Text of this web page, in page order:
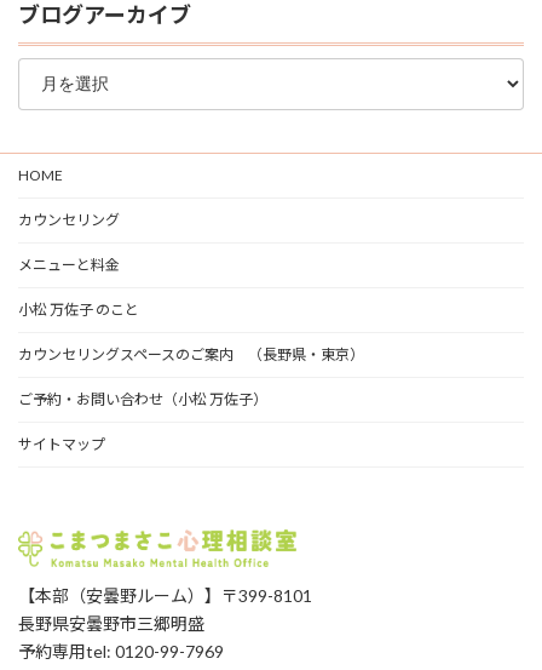
ブログアーカイブ
ブ
グ
ー
カ
ブ
HOME
カウンセリング
メニューと料金
小松 万佐子 のこと
カウンセリングスペースのご案内 （長野県・東京）
ご予約・お問い合わせ（小松 万佐子）
サイトマップ
【本部（安曇野ルーム）】〒399-8101
長野県安曇野市三郷明盛
予約専用tel: 0120-99-7969